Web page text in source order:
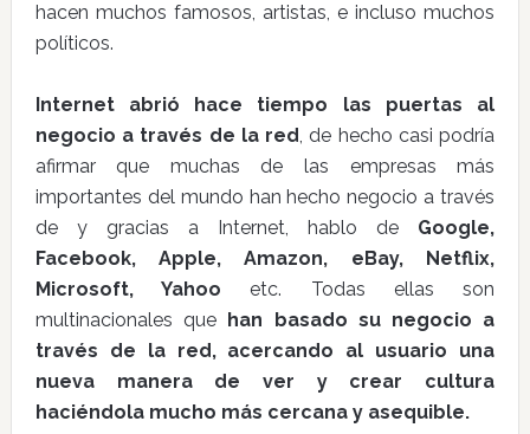
hacen muchos famosos, artistas, e incluso muchos
políticos.
Internet abrió hace tiempo las puertas al
negocio a través de la red, de hecho casi podría
afirmar que muchas de las empresas más
importantes del mundo han hecho negocio a través
de y gracias a Internet, hablo de Google,
Facebook, Apple, Amazon, eBay, Netflix,
Microsoft, Yahoo etc. Todas ellas son
multinacionales que han basado su negocio a
través de la red, acercando al usuario una
nueva manera de ver y crear cultura
haciéndola mucho más cercana y asequible.